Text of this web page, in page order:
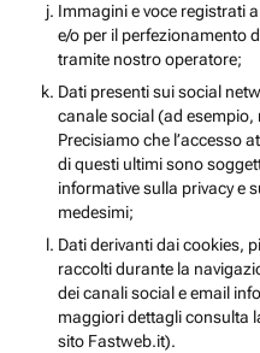
Immagini e voce registrati
e/o per il perfezionamento
tramite nostro operatore;
Dati presenti sui social
canale social (ad
Precisiamo che l’accesso
di questi ultimi sono
informative sulla privacy e
medesimi;
Dati derivanti dai cookies,
raccolti durante la
dei canali social e email
maggiori dettagli consulta
sito Fastweb.it).